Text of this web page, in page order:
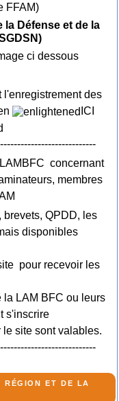
FFAM)
la Défense et de la
ci dessous
l'enregistrement des
ICI
concernant
membres
brevets, QPDD, les
disponibles
pour recevoir les
la LAM BFC ou leurs
s'inscrire
site sont valables.
région et de la